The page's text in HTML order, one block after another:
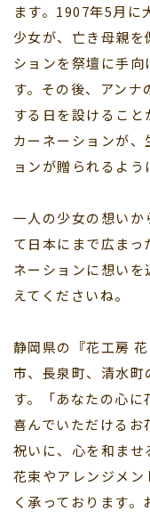
ます。1907年5月に
少女が、亡き母親
ションを祭壇に手
す。その後、アン
する日を設けるこ
カーネーションが
ョンが贈られるよう
一人の少女の想いか
て日本にまで広ま
ネーションに想い
えてくださいね。
静岡県の『花工房
市、長泉町、清水
す。「あなたの心
喜んでいただける
祝いに、心を和ませ
花束やアレンジメン
く承っております